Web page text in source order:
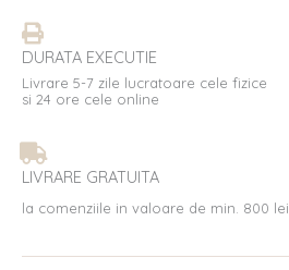
DURATA EXECUTIE
Livrare 5-7 zile lucratoare cele fizice
si 24 ore cele online
LIVRARE GRATUITA
la comenziile in valoare de min. 800 lei